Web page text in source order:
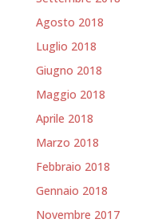
Agosto 2018
Luglio 2018
Giugno 2018
Maggio 2018
Aprile 2018
Marzo 2018
Febbraio 2018
Gennaio 2018
Novembre 2017